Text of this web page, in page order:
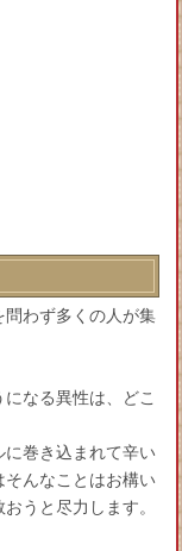
わず多くの人が集
なる異性は、どこ
巻き込まれて辛い
んなことはお構い
うと尽力します。